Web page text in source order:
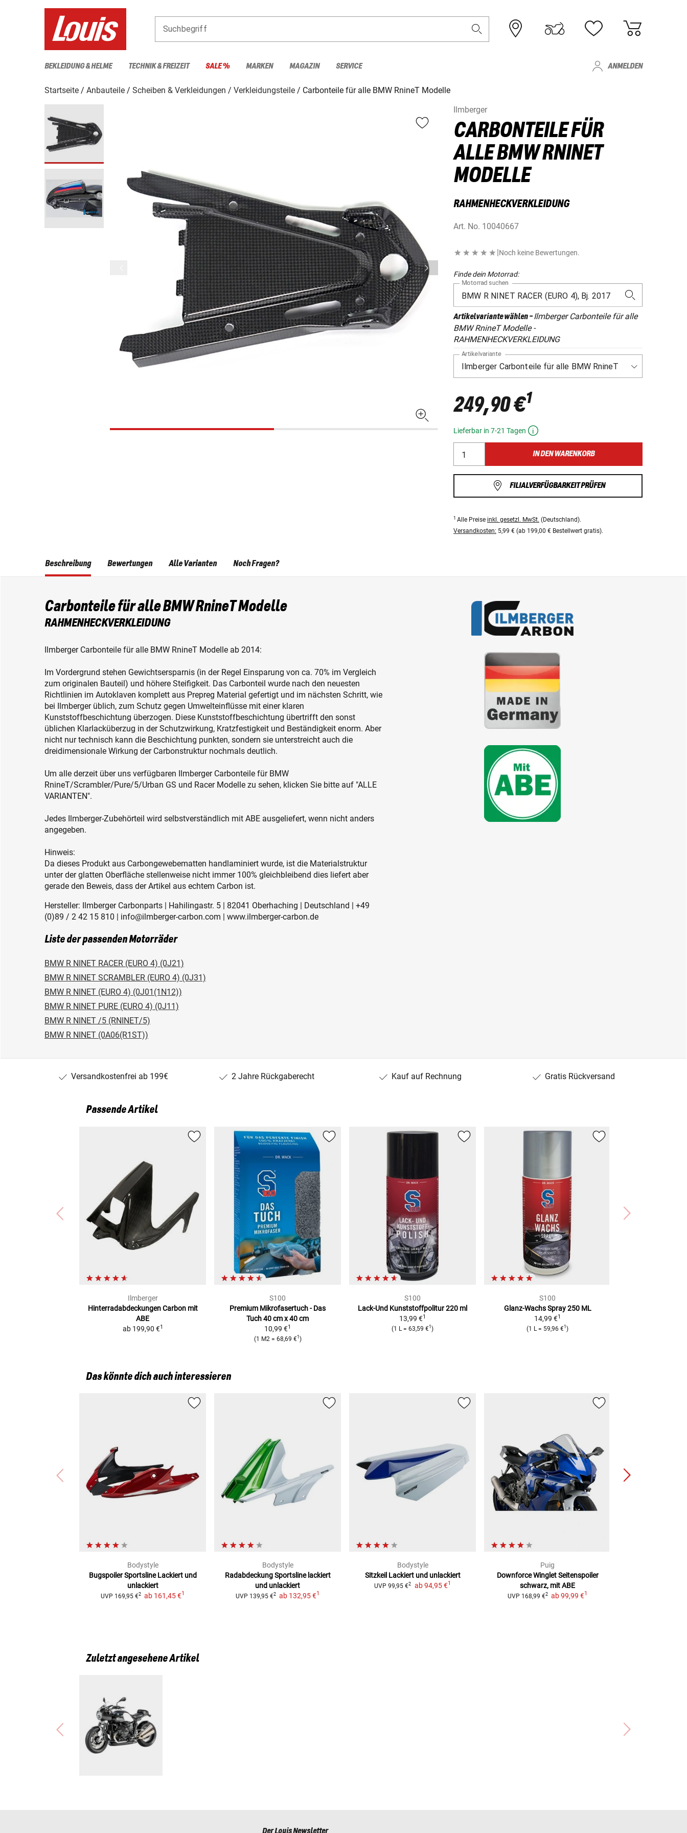
Suchbegriff
BEKLEIDUNG & HELME TECHNIK & FREIZEIT SALE % MARKEN MAGAZIN SERVICE ANMELDEN
Startseite Anbauteile Scheiben & Verkleidungen Verkleidungsteile
Carbonteile für alle BMW RnineT Modelle
Ilmberger
CARBONTEILE FÜR
ALLE BMW RNINET
MODELLE
RAHMENHECKVERKLEIDUNG
Art. No. 10040667
|Noch keine Bewertungen.
Finde dein Motorrad:
Motorrad suchen
Artikelvariante wählen-Ilmberger Carbonteile für alle
BMW RnineT Modelle -
RAHMENHECKVERKLEIDUNG
Artikelvariante
249,90 €1
Lieferbar in 7-21 Tagen
IN DEN WARENKORB
FILIALVERFÜGBARKEIT PRÜFEN
1 Alle Preise inkl. gesetzl. MwSt. (Deutschland).
Versandkosten: 5,99 € (ab 199,00 € Bestellwert gratis).
Beschreibung
Carbonteile für alle BMW RnineT Modelle
RAHMENHECKVERKLEIDUNG
Ilmberger Carbonteile für alle BMW RnineT Modelle ab 2014:
Im Vordergrund stehen Gewichtsersparnis (in der Regel Einsparung von ca. 70% im Vergleich
zum originalen Bauteil) und höhere Steifigkeit. Das Carbonteil wurde nach den neuesten
Richtlinien im Autoklaven komplett aus Prepreg Material gefertigt und im nächsten Schritt, wie
bei Ilmberger üblich, zum Schutz gegen Umwelteinflüsse mit einer klaren
Kunststoffbeschichtung überzogen. Diese Kunststoffbeschichtung übertrifft den sonst
üblichen Klarlacküberzug in der Schutzwirkung, Kratzfestigkeit und Beständigkeit enorm. Aber
nicht nur technisch kann die Beschichtung punkten, sondern sie unterstreicht auch die
dreidimensionale Wirkung der Carbonstruktur nochmals deutlich.
Um alle derzeit über uns verfügbaren Ilmberger Carbonteile für BMW
RnineT/Scrambler/Pure/5/Urban GS und Racer Modelle zu sehen, klicken Sie bitte auf "ALLE
VARIANTEN".
Jedes Ilmberger-Zubehörteil wird selbstverständlich mit ABE ausgeliefert, wenn nicht anders
angegeben.
Hinweis:
Da dieses Produkt aus Carbongewebematten handlaminiert wurde, ist die Materialstruktur
unter der glatten Oberfläche stellenweise nicht immer 100% gleichbleibend dies liefert aber
gerade den Beweis, dass der Artikel aus echtem Carbon ist.
Hersteller: Ilmberger Carbonparts | Hahilingastr. 5 | 82041 Oberhaching | Deutschland | +49
(0)89 / 2 42 15 810 | info@ilmberger-carbon.com | www.ilmberger-carbon.de
Liste der passenden Motorräder
BMW R NINET RACER (EURO 4) (0J21)
BMW R NINET SCRAMBLER (EURO 4) (0J31)
BMW R NINET (EURO 4) (0J01(1N12))
BMW R NINET PURE (EURO 4) (0J11)
BMW R NINET /5 (RNINET/5)
BMW R NINET (0A06(R1ST))
Bewertungen Alle Varianten Noch Fragen?
Versandkostenfrei ab 199€ 2 Jahre Rückgaberecht Kauf auf Rechnung Gratis Rückversand
Passende Artikel
Ilmberger
Hinterradabdeckungen Carbon mit
ABE
ab 199,90 €1
S100
Premium Mikrofasertuch - Das
Tuch40 cm x 40 cm
10,99 €1
(1 M2= 68,69 €1 )
S100
Lack-Und Kunststoffpolitur220 ml
13,99 €1
(1 L= 63,59 €1 )
S100
Glanz-Wachs Spray 250 ML
14,99 €1
(1 L= 59,96 €1 )
Das könnte dich auch interessieren
Bodystyle
Bugspoiler Sportsline Lackiert und
unlackiert
UVP 169,95 €2 ab 161,45 €1
Bodystyle
Radabdeckung Sportsline lackiert
und unlackiert
UVP 139,95 €2 ab 132,95 €1
Bodystyle
Sitzkeil Lackiert und unlackiert
UVP 99,95 €2 ab 94,95 €1
Puig
Downforce Winglet Seitenspoiler
schwarz, mit ABE
UVP 168,99 €2 ab99,99 €1
Zuletzt angesehene Artikel
Der Louis Newsletter